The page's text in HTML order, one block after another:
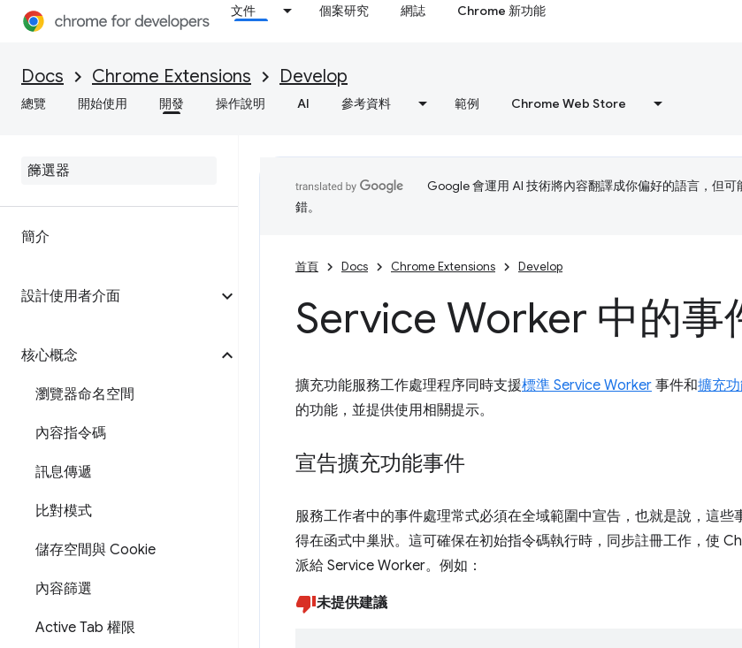
文件 個案研究 網誌 Chrome 新功能
Docs Chrome Extensions Develop
總覽 開始使用 開發 操作說明 AI 參考資料 範例 Chrome Web Store
簡介
設計使用者介面
核心概念
瀏覽器命名空間
內容指令碼
訊息傳遞
比對模式
儲存空間與 Cookie
內容篩選
Active Tab 權限
Google 會運用 AI 技術將內容翻譯成你偏好的語言，但可
錯。
首頁 Docs Chrome Extensions Develop
Service Worker 中的事
擴充功能服務工作處理程序同時支援標準 Service Worker 事件和擴充
的功能，並提供使用相關提示。
宣告擴充功能事件
服務工作者中的事件處理常式必須在全域範圍中宣告，也就是說，這
得在函式中巢狀。這可確保在初始指令碼執行時，同步註冊工作，使
派給 Service Worker。例如：
未提供建議